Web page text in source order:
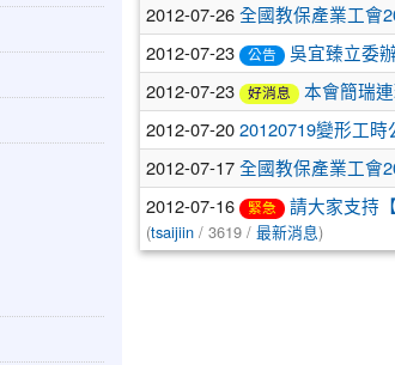
2012-07-26 全國教保產業工會
2012-07-23 公告 吳宜臻立委
2012-07-23 好消息 本會簡瑞
2012-07-20 20120719變形工
2012-07-17 全國教保產業工會
2012-07-16 緊急 請大家支持
(tsaijiin/ 3619 / 最新消息)